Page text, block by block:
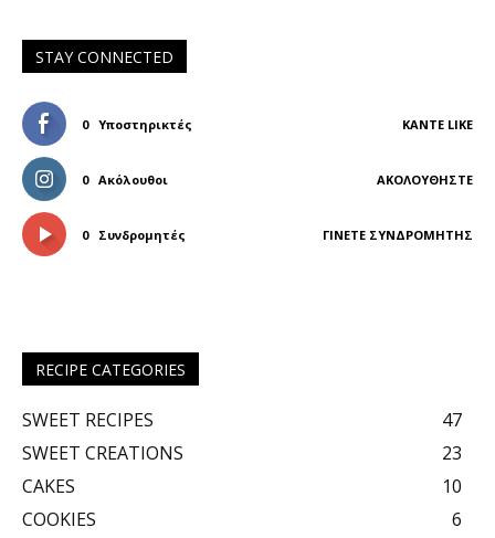
STAY CONNECTED
0 Υποστηρικτές ΚΆΝΤΕ LIKE
0 Ακόλουθοι ΑΚΟΛΟΥΘΉΣΤΕ
0 Συνδρομητές ΓΊΝΕΤΕ ΣΥΝΔΡΟΜΗΤΉΣ
RECIPE CATEGORIES
SWEET RECIPES
47
SWEET CREATIONS
23
CAKES
10
COOKIES
6